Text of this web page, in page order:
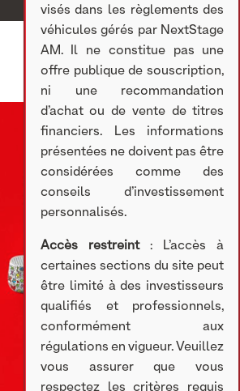
visés dans les règlements des
véhicules gérés par NextStage
AM. Il ne constitue pas une
offre publique de souscription,
ni une recommandation
d’achat ou de vente de titres
financiers. Les informations
présentées ne doivent pas être
considérées comme des
conseils d’investissement
personnalisés.
Accès restreint: L’accès à
certaines sections du site peut
être limité à des investisseurs
qualifiés et professionnels,
conformément aux
régulations en vigueur. Veuillez
vous assurer que vous
respectez les critères requis